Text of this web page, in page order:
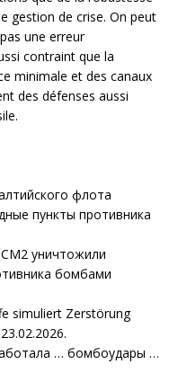
gestion de crise. On peut
une erreur
contraint que la
minimale et des canaux
des défenses aussi
флота
пункты противника
уничтожили
бомбами
simuliert Zerstörung
… бомбоудары …